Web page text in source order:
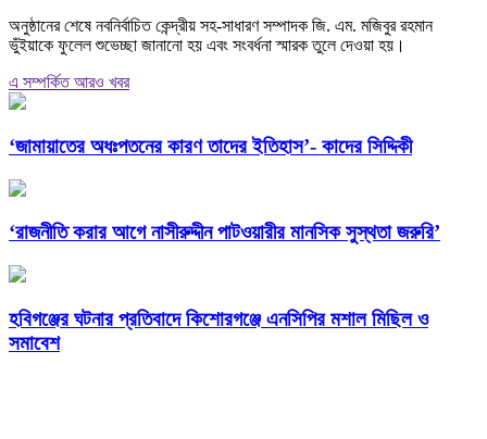
অনুষ্ঠানের শেষে নবনির্বাচিত কেন্দ্রীয় সহ-সাধারণ সম্পাদক জি. এম. মজিবুর রহমান
ভুঁইয়াকে ফুলেল শুভেচ্ছা জানানো হয় এবং সংবর্ধনা স্মারক তুলে দেওয়া হয়।
এ সম্পর্কিত আরও খবর
‘জামায়াতের অধঃপতনের কারণ তাদের ইতিহাস’- কাদের সিদ্দিকী
‘রাজনীতি করার আগে নাসীরুদ্দীন পাটওয়ারীর মানসিক সুস্থতা জরুরি’
হবিগঞ্জের ঘটনার প্রতিবাদে কিশোরগঞ্জে এনসিপির মশাল মিছিল ও
সমাবেশ